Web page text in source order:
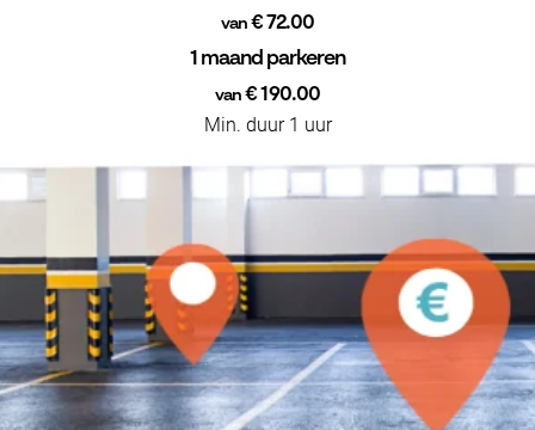
van€ 72.00
1 maand parkeren
van € 190.00
Min. duur 1 uur